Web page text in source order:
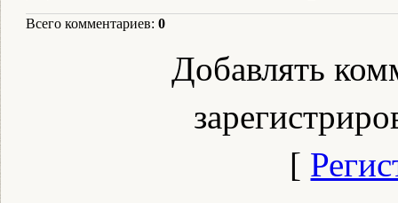
Всего комментариев: 0
Добавлять
[